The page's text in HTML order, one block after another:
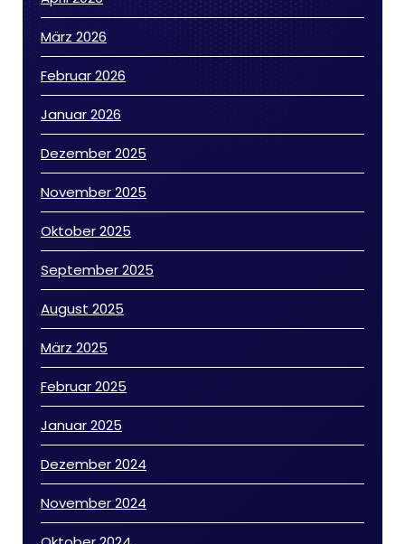
März 2026
Februar 2026
Januar 2026
Dezember 2025
November 2025
Oktober 2025
September 2025
August 2025
März 2025
Februar 2025
Januar 2025
Dezember 2024
November 2024